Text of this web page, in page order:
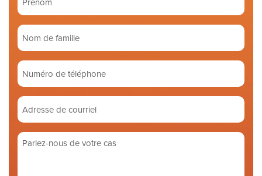
(Required)
Nom
de
famille
(Required)
Numéro
de
téléphone
Adresse
de
courriel
(Required)
Parlez-